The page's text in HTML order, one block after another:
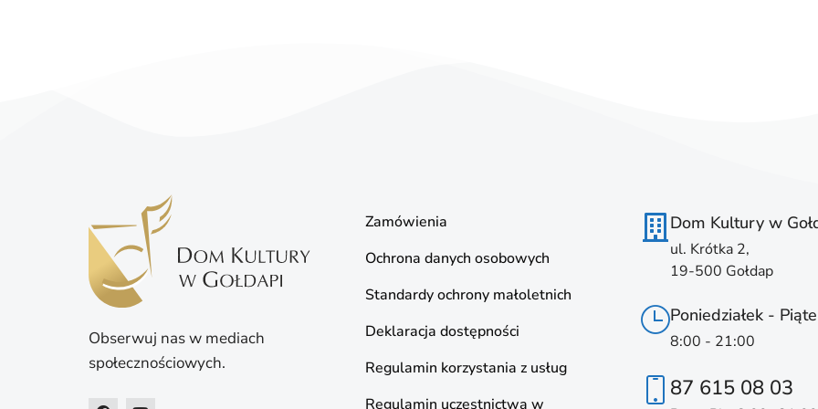
Obserwuj nas w mediach
społecznościowych.
Zamówienia
Ochrona danych osobowych
Standardy ochrony małoletnich
Deklaracja dostępności
Regulamin korzystania z usług
Regulamin uczestnictwa w
Dom Kultury w
ul. Krótka 2,
19-500 Gołdap
Poniedziałek -
8:00 - 21:00
87 615 08 03